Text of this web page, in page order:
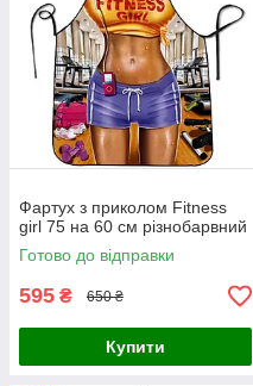
Фартух з приколом Fitness
girl 75 на 60 см різнобарвний
Готово до відправки
595 ₴ 650 ₴
Купити